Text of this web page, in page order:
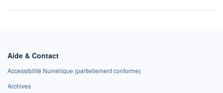
Aide & Contact
Accessibilité Numérique (partiellement conforme)
Archives